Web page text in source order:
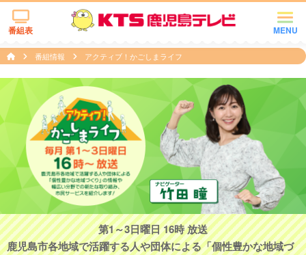
MENU
番組表
番組情報 アクティブ！かごしまライフ
第1～3日曜日 16時 放送
鹿児島市各地域で活躍する人や団体による「個性豊かな地域づ